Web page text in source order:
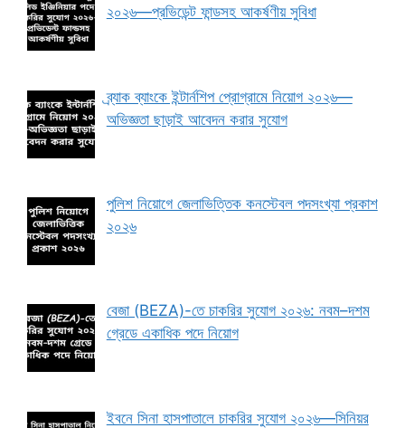
২০২৬—প্রভিডেন্ট ফান্ডসহ আকর্ষণীয় সুবিধা
ব্র্যাক ব্যাংকে ইন্টার্নশিপ প্রোগ্রামে নিয়োগ ২০২৬—
অভিজ্ঞতা ছাড়াই আবেদন করার সুযোগ
পুলিশ নিয়োগে জেলাভিত্তিক কনস্টেবল পদসংখ্যা প্রকাশ
২০২৬
বেজা (BEZA)-তে চাকরির সুযোগ ২০২৬: নবম–দশম
গ্রেডে একাধিক পদে নিয়োগ
ইবনে সিনা হাসপাতালে চাকরির সুযোগ ২০২৬—সিনিয়র